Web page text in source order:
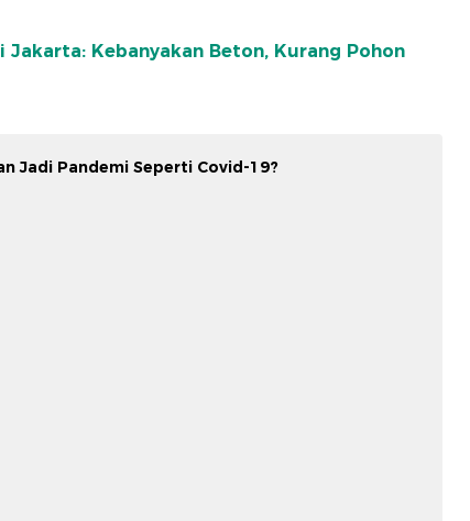
Jakarta: Kebanyakan Beton, Kurang Pohon
Jadi Pandemi Seperti Covid-19?